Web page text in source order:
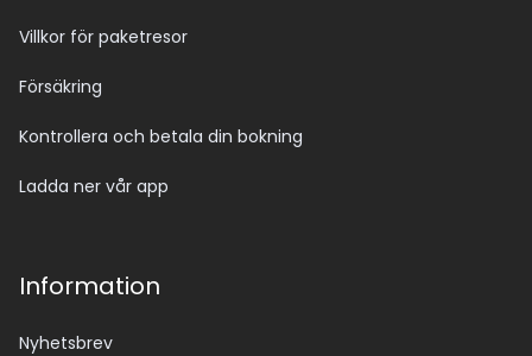
Villkor för paketresor
Försäkring
Kontrollera och betala din bokning
Ladda ner vår app
Information
Nyhetsbrev